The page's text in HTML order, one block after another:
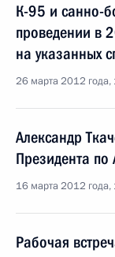
К-95 и санно-
проведении в
на указанных
26 марта 2012
Александр
Президента по
16 марта 2012 года,
Рабочая